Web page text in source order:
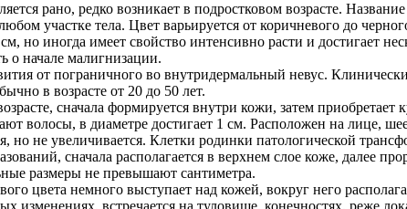
рано, редко возникает в подростковом возрасте.
участке тела. Цвет варьируется от коричневого до
но иногда имеет свойство интенсивно расти и достигает
о начале малигнизации.
от пограничного во внутридермальный невус.
в возрасте от 20 до 50 лет.
сначала формируется внутри кожи, затем приобретает
волосы, в диаметре достигает 1 см. Расположен на лице,
но не увеличивается. Клетки родинки патологической
сначала располагается в верхнем слое коже, далее
размеры не превышают сантиметра.
цвета немного выступает над кожей, вокруг него
изменениях, встречается на туловище, конечностях, реже